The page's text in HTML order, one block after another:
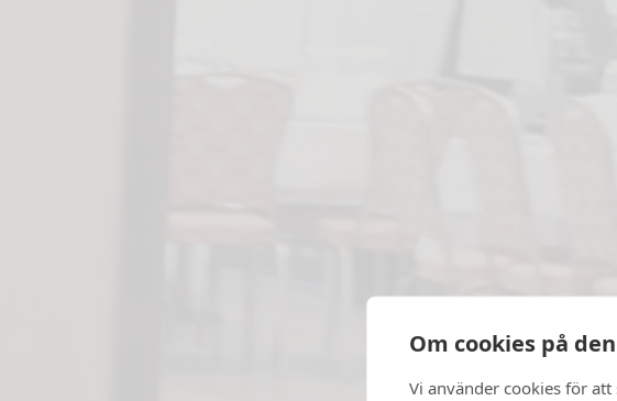
Om cookies på
Vi använder cookies för